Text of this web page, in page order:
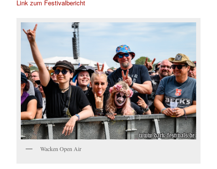
Link zum Festivalbericht
Wacken Open Air